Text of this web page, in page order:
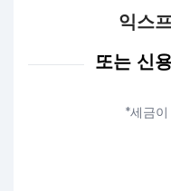
익스
또는 신
*세금